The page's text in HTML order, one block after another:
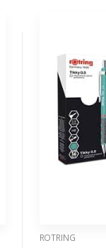
ROTRING